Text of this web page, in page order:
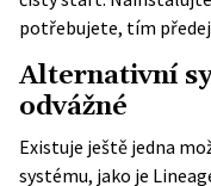
potřebujete, tím
Alternativní
odvážné
Existuje ještě jedna
systému, jako je